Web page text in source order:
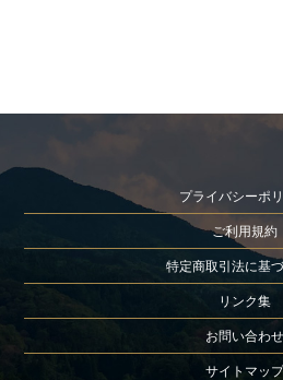
プライバシーポ
ご利用規約
特定商取引法に基
リンク集
お問い合わせ
サイトマップ